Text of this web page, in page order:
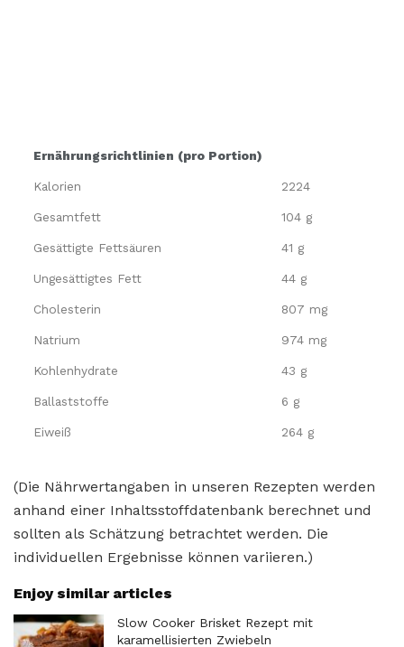
Ernährungsrichtlinien (pro Portion)
Kalorien 2224
Gesamtfett 104 g
Gesättigte Fettsäuren 41 g
Ungesättigtes Fett 44 g
Cholesterin 807 mg
Natrium 974 mg
Kohlenhydrate 43 g
Ballaststoffe 6 g
Eiweiß 264 g
(Die Nährwertangaben in unseren Rezepten werden
anhand einer Inhaltsstoffdatenbank berechnet und
sollten als Schätzung betrachtet werden. Die
individuellen Ergebnisse können variieren.)
Enjoy similar articles
Slow Cooker Brisket Rezept mit
karamellisierten Zwiebeln